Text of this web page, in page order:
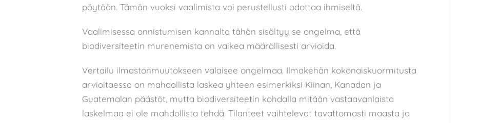
pöytään. Tämän vuoksi vaalimista voi perustellusti odottaa ihmiseltä.
Vaalimisessa onnistumisen kannalta tähän sisältyy se ongelma, että
biodiversiteetin murenemista on vaikea määrällisesti arvioida.
Vertailu ilmastonmuutokseen valaisee ongelmaa. Ilmakehän kokonaiskuormitusta
arvioitaessa on mahdollista laskea yhteen esimerkiksi Kiinan, Kanadan ja
Guatemalan päästöt, mutta biodiversiteetin kohdalla mitään vastaavanlaista
laskelmaa ei ole mahdollista tehdä. Tilanteet vaihtelevat tavattomasti maasta ja